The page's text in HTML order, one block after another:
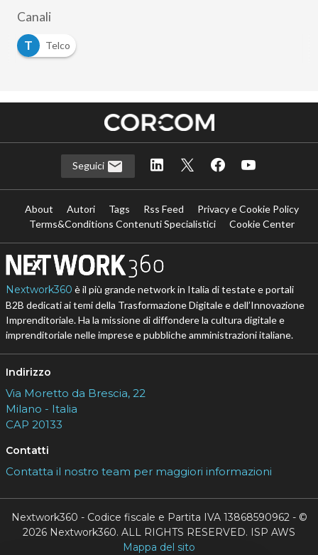
Canali
T
Telco
Seguici
About Autori Tags Rss Feed
Privacy e Cookie Policy
Terms&Conditions Contenuti Specialistici
Cookie Center
Nextwork360 è il più grande network in Italia di testate e portali
B2B dedicati ai temi della Trasformazione Digitale e dell’Innovazione
Imprenditoriale. Ha la missione di diffondere la cultura digitale e
imprenditoriale nelle imprese e pubbliche amministrazioni italiane.
Indirizzo
Via Moretto da Brescia, 22
Milano - Italia
CAP 20133
Contatti
Contatta il nostro team per maggiori informazioni
Nextwork360 - Codice fiscale e Partita IVA 13868590962 - ©
2026 Nextwork360. ALL RIGHTS RESERVED. ISP AWS
Mappa del sito